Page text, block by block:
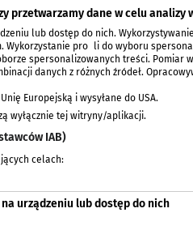
SIĘ
przetwarzamy dane w celu
lub dostęp do nich.
Wykorzystanie profili do wyboru
spersonalizowanych treści. Pomiar
danych z różnych źródeł.
Europejską i wysyłane do USA.
wyłącznie tej witryny/aplikacji.
IAB)
celach:
urządzeniu lub dostęp do nich